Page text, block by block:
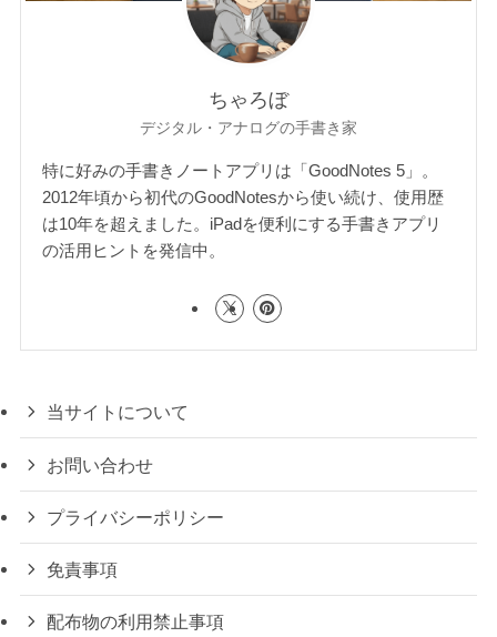
ちゃろぼ
デジタル・アナログの手書き家
特に好みの手書きノートアプリは「GoodNotes 5」。
2012年頃から初代のGoodNotesから使い続け、使用歴
は10年を超えました。iPadを便利にする手書きアプリ
の活用ヒントを発信中。
当サイトについて
お問い合わせ
プライバシーポリシー
免責事項
配布物の利用禁止事項